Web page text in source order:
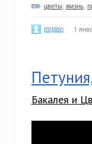
цветы жизнь
mrpion 1
Бакалея и